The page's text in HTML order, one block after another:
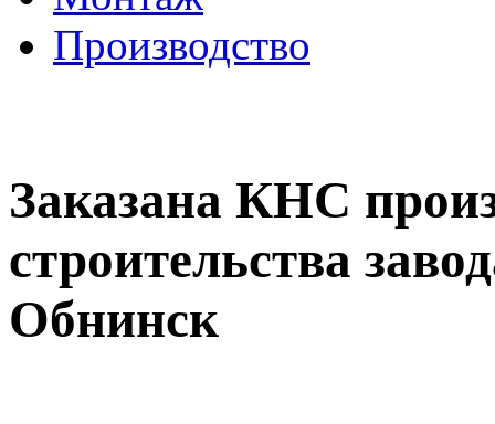
Производство
Заказана КНС
строительства
Обнинск